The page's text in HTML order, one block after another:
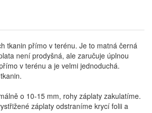
tkanin přímo v terénu. Je to matná černá
není prodyšná, ale zaručuje úplnou
v terénu a je velmi jednoduchá.
o 10-15 mm, rohy záplaty zakulatíme.
záplaty odstraníme krycí folii a